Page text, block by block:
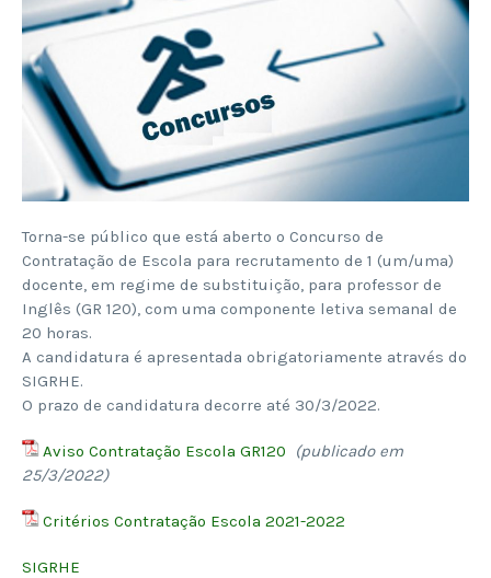
Torna-se público que está aberto o Concurso de
Contratação de Escola para recrutamento de 1 (um/uma)
docente, em regime de substituição, para professor de
Inglês (GR 120), com uma componente letiva semanal de
20 horas.
A candidatura é apresentada obrigatoriamente através do
SIGRHE.
O prazo de candidatura decorre até 30/3/2022.
Aviso Contratação Escola GR120
(publicado em
25/3/2022)
Critérios Contratação Escola 2021-2022
SIGRHE